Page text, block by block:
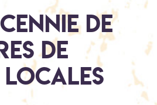
de
de